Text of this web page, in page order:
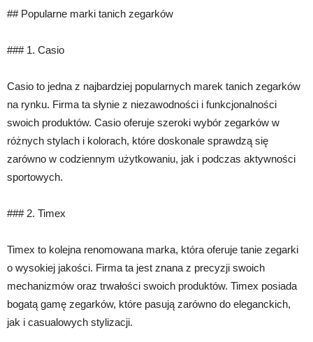
## Popularne marki tanich zegarków
### 1. Casio
Casio to jedna z najbardziej popularnych marek tanich zegarków
na rynku. Firma ta słynie z niezawodności i funkcjonalności
swoich produktów. Casio oferuje szeroki wybór zegarków w
różnych stylach i kolorach, które doskonale sprawdzą się
zarówno w codziennym użytkowaniu, jak i podczas aktywności
sportowych.
### 2. Timex
Timex to kolejna renomowana marka, która oferuje tanie zegarki
o wysokiej jakości. Firma ta jest znana z precyzji swoich
mechanizmów oraz trwałości swoich produktów. Timex posiada
bogatą gamę zegarków, które pasują zarówno do eleganckich,
jak i casualowych stylizacji.